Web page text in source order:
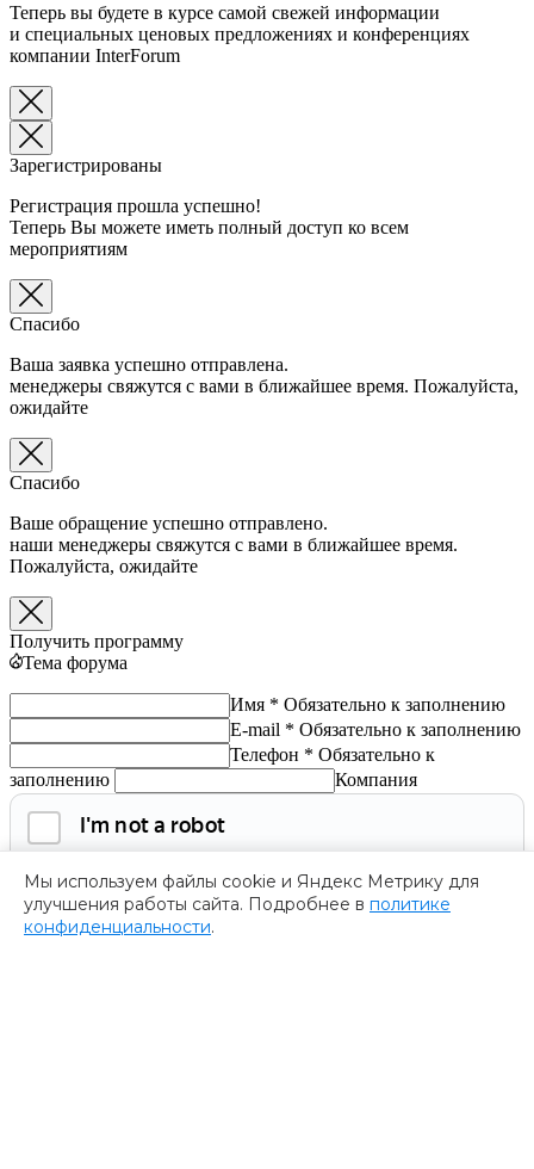
Мы используем файлы cookie и Яндекс Метрику для
улучшения работы сайта. Подробнее в политике
конфиденциальности.
Теперь вы будете в курсе самой свежей информации
и специальных ценовых предложениях и конференциях
компании InterForum
Зарегистрированы
Регистрация прошла успешно!
Теперь Вы можете иметь полный доступ ко всем
мероприятиям
Спасибо
Ваша заявка успешно отправлена.
менеджеры свяжутся с вами в ближайшее время. Пожалуйста,
ожидайте
Спасибо
Ваше обращение успешно отправлено.
наши менеджеры свяжутся с вами в ближайшее время.
Пожалуйста, ожидайте
Получить программу
Тема форума
Имя * Обязательно к заполнению
E-mail * Обязательно к заполнению
Телефон * Обязательно к
заполнению
Компания